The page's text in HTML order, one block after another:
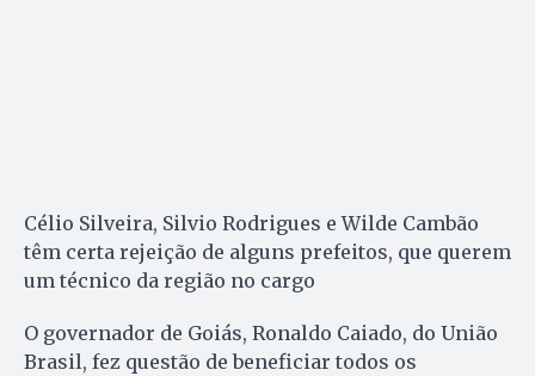
Célio Silveira, Silvio Rodrigues e Wilde Cambão
têm certa rejeição de alguns prefeitos, que querem
um técnico da região no cargo
O governador de Goiás, Ronaldo Caiado, do União
Brasil, fez questão de beneficiar todos os